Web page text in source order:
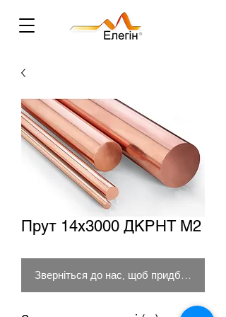
Прут 14х3000 ДКРНТ М2
Зверніться до нас, щоб придбати товар